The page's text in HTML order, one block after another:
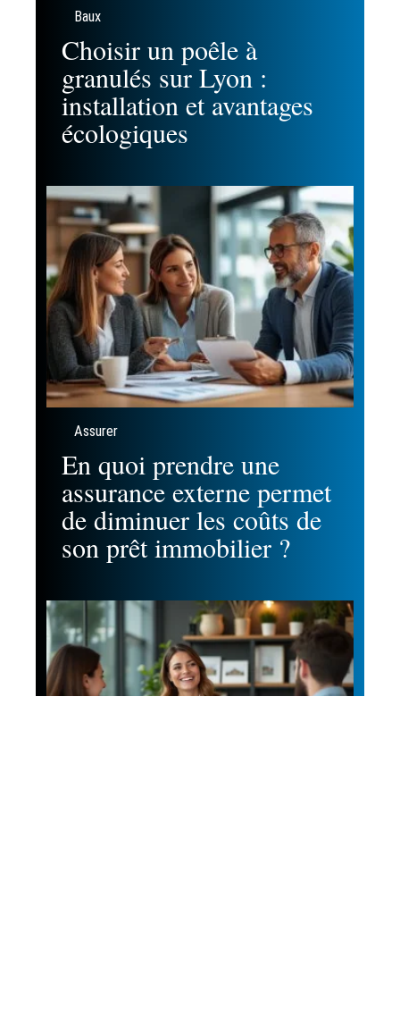
Baux
Choisir un poêle à
granulés sur Lyon :
installation et avantages
écologiques
Assurer
En quoi prendre une
assurance externe permet
de diminuer les coûts de
son prêt immobilier ?